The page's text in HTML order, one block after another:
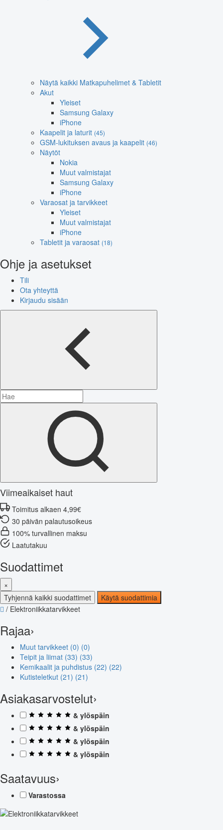
Näytä kaikki Matkapuhelimet & Tabletit
Akut
Yleiset
Samsung Galaxy
iPhone
Kaapelit ja laturit (45)
GSM-lukituksen avaus ja kaapelit (46)
Näytöt
Nokia
Muut valmistajat
Samsung Galaxy
iPhone
Varaosat ja tarvikkeet
Yleiset
Muut valmistajat
iPhone
Tabletit ja varaosat (18)
Ohje ja asetukset
Tili
Ota yhteyttä
Kirjaudu sisään
Viimeaikaiset haut
Toimitus alkaen 4,99€
30 päivän palautusoikeus
100% turvallinen maksu
Laatutakuu
Suodattimet
×
Tyhjennä kaikki suodattimet
Käytä suodattimia
/ Elektroniikkatarvikkeet
Rajaa›
Muut tarvikkeet (0) (0)
Teipit ja liimat (33) (33)
Kemikaalit ja puhdistus (22) (22)
Kutisteletkut (21) (21)
Asiakasarvostelut›
& ylöspäin
& ylöspäin
& ylöspäin
& ylöspäin
Saatavuus›
Varastossa